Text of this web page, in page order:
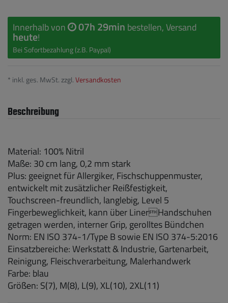
Innerhalb von 07h 29min bestellen, Versand
heute!
Bei Sofortbezahlung (z.B. Paypal)
* inkl. ges. MwSt. zzgl.Versandkosten
Beschreibung
Material: 100% Nitril
Maße: 30 cm lang, 0,2 mm stark
Plus: geeignet für Allergiker, Fischschuppenmuster,
entwickelt mit zusätzlicher Reißfestigkeit,
Touchscreen-freundlich, langlebig, Level 5
Fingerbeweglichkeit, kann über LinerHandschuhen
getragen werden, interner Grip, gerolltes Bündchen
Norm: EN ISO 374-1/Type B sowie EN ISO 374-5:2016
Einsatzbereiche: Werkstatt & Industrie, Gartenarbeit,
Reinigung, Fleischverarbeitung, Malerhandwerk
Farbe: blau
Größen: S(7), M(8), L(9), XL(10), 2XL(11)